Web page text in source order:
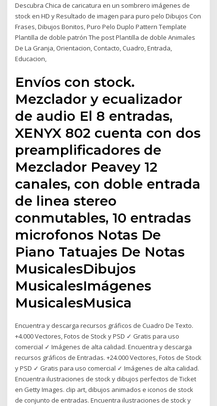
Descubra Chica de caricatura en un sombrero imágenes de
stock en HD y Resultado de imagen para puro pelo Dibujos Con
Frases, Dibujos Bonitos, Puro Pelo Duplo Pattern Template
Plantilla de doble patrón The post Plantilla de doble Animales
De La Granja, Orientacion, Contacto, Cuadro, Entrada,
Educacion,
Envíos con stock.
Mezclador y ecualizador
de audio El 8 entradas,
XENYX 802 cuenta con dos
preamplificadores de
Mezclador Peavey 12
canales, con doble entrada
de linea stereo
conmutables, 10 entradas
microfonos Notas De
Piano Tatuajes De Notas
MusicalesDibujos
MusicalesImágenes
MusicalesMusica
Encuentra y descarga recursos gráficos de Cuadro De Texto.
+4.000 Vectores, Fotos de Stock y PSD ✓ Gratis para uso
comercial ✓ Imágenes de alta calidad. Encuentra y descarga
recursos gráficos de Entradas. +24.000 Vectores, Fotos de Stock
y PSD ✓ Gratis para uso comercial ✓ Imágenes de alta calidad.
Encuentra ilustraciones de stock y dibujos perfectos de Ticket
en Getty Images. clip art, dibujos animados e iconos de stock
de conjunto de entradas. Encuentra ilustraciones de stock y